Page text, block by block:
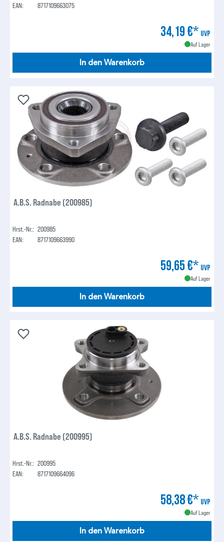
EAN:
8717109663075
34,19 €* UVP
Auf Lager
In den Warenkorb
A.B.S. Radnabe (200985)
Hrst.-Nr.: 200985
EAN:
8717109663990
59,65 €* UVP
Auf Lager
In den Warenkorb
A.B.S. Radnabe (200995)
Hrst.-Nr.: 200995
EAN:
8717109664096
58,38 €* UVP
Auf Lager
In den Warenkorb